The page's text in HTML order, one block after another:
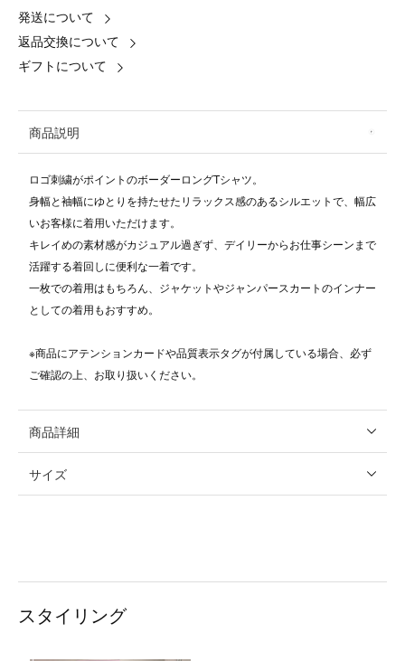
発送について
返品交換について
ギフトについて
商品説明
ロゴ刺繍がポイントのボーダーロングTシャツ。
身幅と袖幅にゆとりを持たせたリラックス感のあるシルエットで、幅広
いお客様に着用いただけます。
キレイめの素材感がカジュアル過ぎず、デイリーからお仕事シーンまで
活躍する着回しに便利な一着です。
一枚での着用はもちろん、ジャケットやジャンパースカートのインナー
としての着用もおすすめ。
※商品にアテンションカードや品質表示タグが付属している場合、必ず
ご確認の上、お取り扱いください。
商品詳細
サイズ
スタイリング